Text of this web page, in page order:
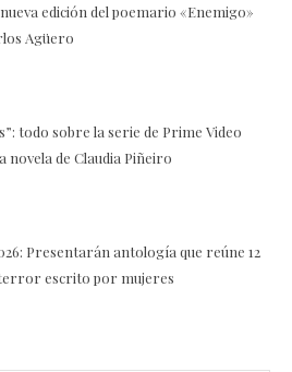
edición del poemario «Enemigo»
Agüero
todo sobre la serie de Prime Video
novela de Claudia Piñeiro
Presentarán antología que reúne 12
escrito por mujeres